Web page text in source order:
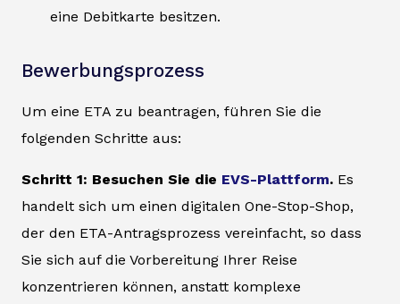
eine Debitkarte besitzen.
Bewerbungsprozess
Um eine ETA zu beantragen, führen Sie die
folgenden Schritte aus:
Schritt 1: Besuchen Sie die EVS-Plattform. Es
handelt sich um einen digitalen One-Stop-Shop,
der den ETA-Antragsprozess vereinfacht, so dass
Sie sich auf die Vorbereitung Ihrer Reise
konzentrieren können, anstatt komplexe